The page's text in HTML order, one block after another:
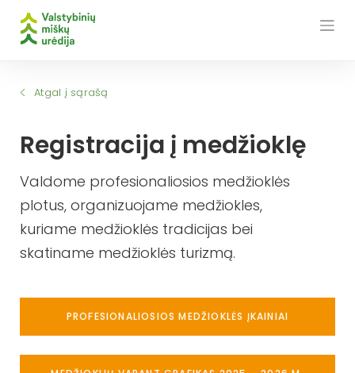
Atgal į sąrašą
Registracija į medžioklę
Valdome profesionaliosios medžioklės
plotus, organizuojame medžiokles,
kuriame medžioklės tradicijas bei
skatiname medžioklės turizmą.
PROFESIONALIOSIOS MEDŽIOKLĖS ĮKAINIAI